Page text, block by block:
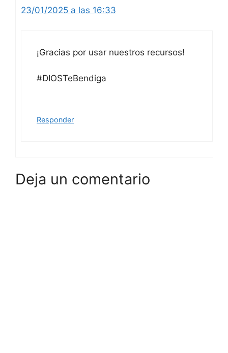
23/01/2025 a las 16:33
¡Gracias por usar nuestros recursos!
#DIOSTeBendiga
Responder
Deja un comentario